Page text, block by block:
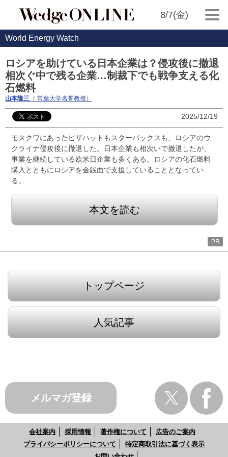
8/7(金)
World Energy Watch
ロシアを助けている日本企業は？侵攻後に撤退
相次ぐ中で残る企業…制裁下でも戦争支える化
石燃料
山本隆三 （ 常葉大学名誉教授）
2025/12/19
モスクワにあったピザハットもスターバックスも、ロシアのウ
クライナ侵攻後に撤退した。日本企業も相次いで撤退したが、
事業を継続している欧米日企業も多くある。ロシアの化石燃料
購入とともにロシアを金銭面で支援していることとなってい
る。
本文を読む
PR
トップページ
人気記事
メルマガ登録
会社案内 採用情報 著作権について
広告のご案内
プライバシーポリシーについて
特定商取引法に基づく表示